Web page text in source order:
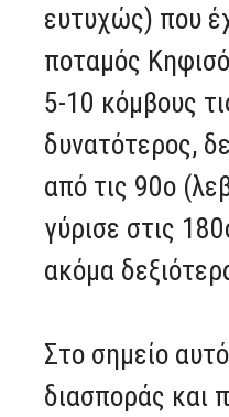
ευτυχώς) που
ποταμός
5-10 κόμβους
δυνατότερος,
από τις 90ο
γύρισε στις
ακόμα
Στο σημείο
διασποράς και